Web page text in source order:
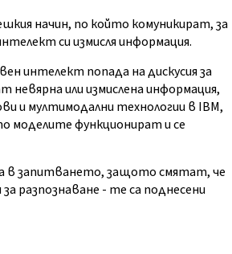
начин, по който комуникират, за
си измисля информация.
интелект попада на дискусия за
или измислена информация,
и мултимодални технологии в IBM,
моделите функционират и се
в запитването, защото смятат, че
разпознаване - те са поднесени